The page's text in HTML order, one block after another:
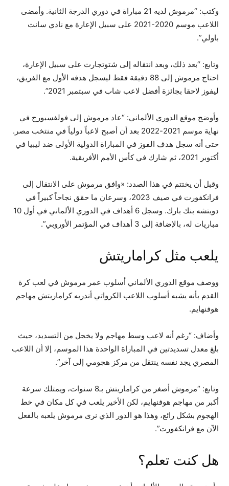
وكتب: “مرموش لديه 21 مباراة في دوري الدرجة الثانية. وأمضى
اللاعب موسم 2020-2021 على سبيل الإعارة مع نادي سانت
باولي”.
وتابع: “بعد ذلك، وبعد انتقاله إلى شتوتجارت على سبيل الإعارة،
احتاج مرموش إلى 88 دقيقة فقط ليسجل هدفه الأول مع الفريق،
ليفوز لاحقا بجائزة أفضل لاعب شاب في سبتمبر 2021”.
وأوضح موقع الدوري الألماني: “عاد مرموش إلى فولفسبورج في
نهاية موسم 2021-2022 بعد أن أصبح لاعباً دولياً في منتخب مصر.
حتى أنه سجل هدف الفوز في المباراة الدولية الأولى ضد ليبيا في
أكتوبر 2021، ثم شارك في كأس الأمم الأفريقية.
وقبل أن يختتم في هذا الصدد: «وافق مرموش على الانتقال إلى
فرانكفورت في صيف 2023، وسرعان ما حقق نجاحاً كبيراً في
دويتشه بنك بارك. وسجل 6 أهداف في الدوري الألماني في أول 10
مباريات له، بالإضافة إلى 3 أهداف في المؤتمر الأوروبي”.
يلعب مثل كراماريتش
ووصف موقع الدوري الألماني أسلوب عمر مرموش في لعب كرة
القدم بأنه يشبه أسلوب اللاعب الكرواتي أندريه كراماريتش مهاجم
هوفنهايم.
وأضاف: “رغم أنه لاعب وسط مهاجم ولا يخجل من التسديد، حيث
بلغ معدل تسديدتين في المباراة الواحدة هذا الموسم، إلا أن اللاعب
المصري يجد نفسه ينتقل من مركز هجومي إلى آخر”.
وتابع: “مرموش أصغر من كراماريتش بـ8 سنوات، ويمتلك سرعة
أكبر من مهاجم هوفنهايم، لكن الأخير يلعب في كل مكان في خط
الهجوم بشكل رائع، وهذا هو الدور الذي نرى مرموش يلعبه بالفعل
الآن مع فرانكفورت”.
هل كنت تعلم؟